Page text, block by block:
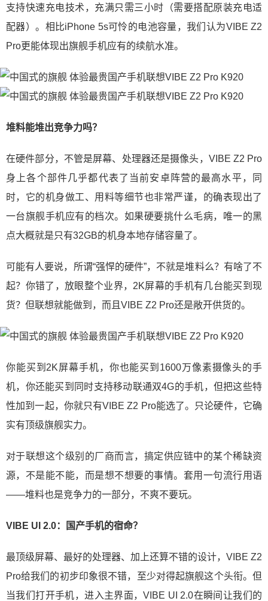
支持快速充电技术，充满只需三小时（需要搭配原装充电适
配器）。相比iPhone 5s可怜的电池容量，我们认为VIBE Z2
Pro更能体现出旗舰手机应有的续航水准。
堆料能堆出竞争力吗？
在硬件部分，不管是屏幕、处理器还是摄像头，VIBE Z2 Pro
身上各个部件几乎都代表了当前安卓阵营的最高水平，同
时，它的机身做工、用料等细节也非常严谨，的确表现出了
一台旗舰手机应有的档次。如果硬要挑什么毛病，唯一的黑
点大概就是只有32GB的机身本地存储容量了。
可能有人要说，所谓“强悍的硬件”，不就是堆料么？有啥了不
起？你错了，放眼整个业界，2K屏幕的手机有几台能买到现
货？但联想就能做到，而且VIBE Z2 Pro还是敞开供货的。
你能买到2K屏幕手机，你也能买到1600万像素摄像头的手
机，你还能买到同时支持移动联通双4G的手机，但把这些特
性加到一起，你就只有VIBE Z2 Pro能选了。只论硬件，它确
实有顶级旗舰实力。
对于联想这个级别的厂商而言，搞定供应链中的某个稀缺资
源，不是能不能，而是想不想要的事情。套用一句流行用语
——堆料也是竞争力的一部分，不爽不要玩。
VIBE UI 2.0：国产手机的宿命？
最顶级屏幕、最好的处理器、加上还算不错的设计，VIBE Z2
Pro给我们的初步印象很不错，至少对得起旗舰这个头衔。但
当我们打开手机，进入主界面，VIBE UI 2.0在瞬间让我们的